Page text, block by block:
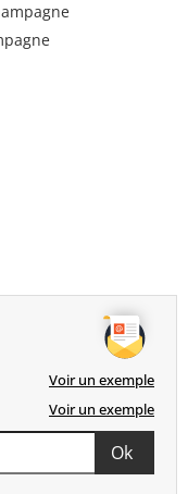
Voir un exemple
Voir un exemple